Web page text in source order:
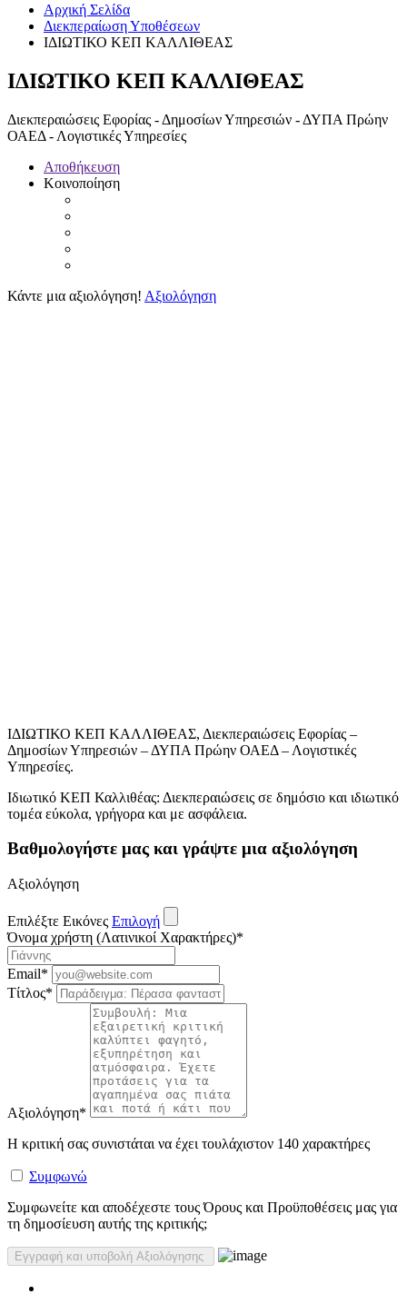
Αρχική Σελίδα
Διεκπεραίωση Υποθέσεων
ΙΔΙΩΤΙΚΟ ΚΕΠ ΚΑΛΛΙΘΕΑΣ
ΙΔΙΩΤΙΚΟ ΚΕΠ ΚΑΛΛΙΘΕΑΣ
Διεκπεραιώσεις Εφορίας - Δημοσίων Υπηρεσιών - ΔΥΠΑ Πρώην
ΟΑΕΔ - Λογιστικές Υπηρεσίες
Αποθήκευση
Κοινοποίηση
Κάντε μια αξιολόγηση! Αξιολόγηση
ΙΔΙΩΤΙΚΟ ΚΕΠ ΚΑΛΛΙΘΕΑΣ, Διεκπεραιώσεις Εφορίας –
Δημοσίων Υπηρεσιών – ΔΥΠΑ Πρώην ΟΑΕΔ – Λογιστικές
Υπηρεσίες.
Ιδιωτικό ΚΕΠ Καλλιθέας: Διεκπεραιώσεις σε δημόσιο και ιδιωτικό
τομέα εύκολα, γρήγορα και με ασφάλεια.
Βαθμολογήστε μας και γράψτε μια αξιολόγηση
Αξιολόγηση
Επιλέξτε Εικόνες Επιλογή
Όνομα χρήστη (Λατινικοί Χαρακτήρες)*
Email*
Τίτλος*
Αξιολόγηση*
Η κριτική σας συνιστάται να έχει τουλάχιστον 140 χαρακτήρες
Συμφωνώ
Συμφωνείτε και αποδέχεστε τους Όρους και Προϋποθέσεις μας για
τη δημοσίευση αυτής της κριτικής;